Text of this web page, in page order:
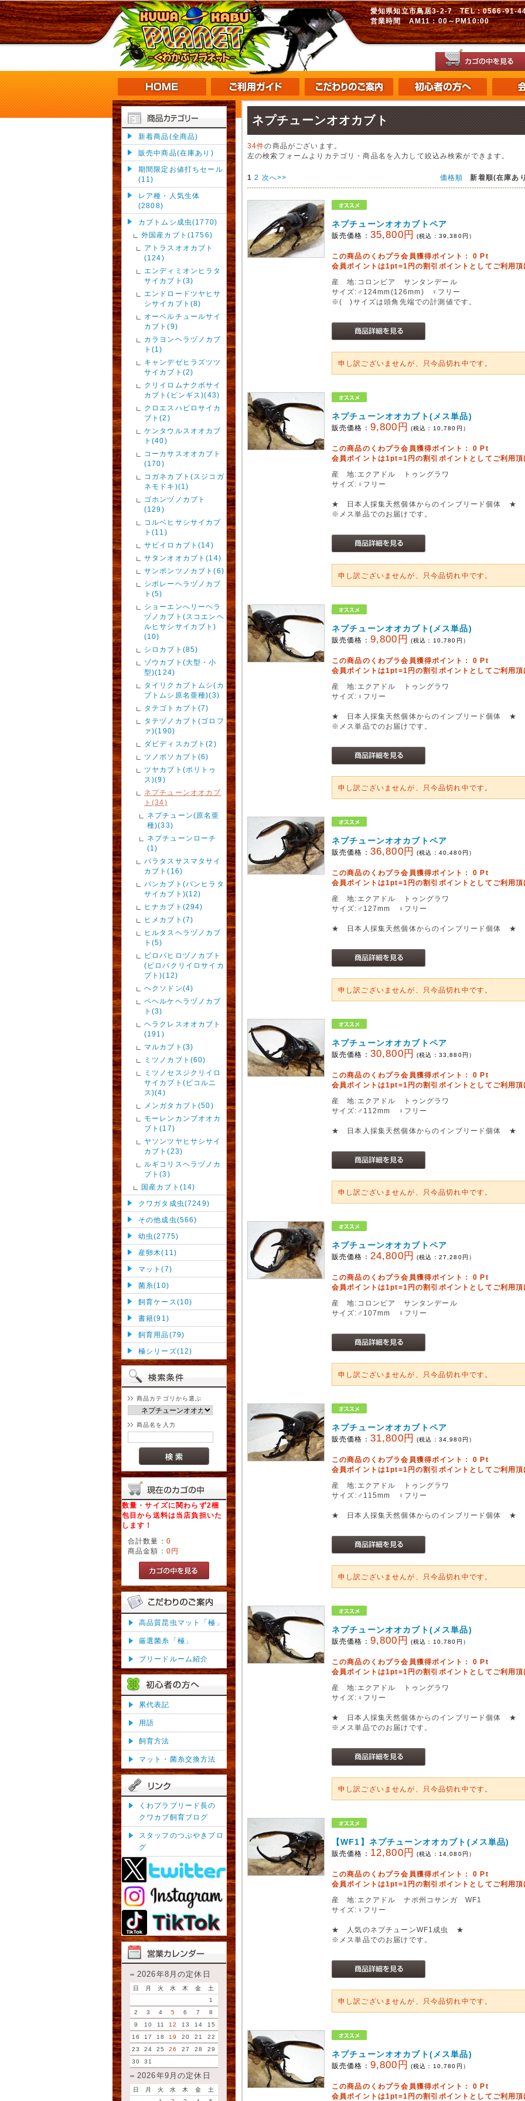
愛知県知立市鳥居3-2-7 TEL：0566-
営業時間 AM11：00～PM10:00
新着商品(全商品)
販売中商品(在庫あり)
期間限定お値打ちセール
(11)
レア種・人気生体
(2808)
カブトムシ成虫(1770)
外国産カブト(1756)
アトラスオオカブト
(124)
エンディミオンヒラタ
サイカブト(3)
エンドロードツヤヒサ
シサイカブト(8)
オーベルチュールサイ
カブト(9)
カラヨンヘラヅノカブ
ト(1)
キャンデゼヒラズツツ
サイカブト(2)
クリイロムナクボサイ
カブト(ピンギス)(43)
クロエスハビロサイカ
ブト(2)
ケンタウルスオオカブ
ト(40)
コーカサスオオカブト
(170)
コガネカブト(スジコガ
ネモドキ)(1)
ゴホンヅノカブト
(129)
コルベヒサシサイカブ
ト(11)
サビイロカブト(14)
サタンオオカブト(14)
サンボンツノカブト(6)
シボレーヘラヅノカブ
ト(5)
ショーエンへリーヘラ
ヅノカブト(スコエンヘ
ルヒサシサイカブト)
(10)
シロカブト(85)
ゾウカブト(大型・小
型)(124)
タイリクカブトムシ(カ
ブトムシ原名亜種)(3)
タテゴトカブト(7)
タテヅノカブト(ゴロフ
ァ)(190)
ダビディスカブト(2)
ツノボソカブト(6)
ツヤカブト(ポリトゥ
ス)(9)
ネプチューンオオカブ
ト(34)
ネプチューン(原名亜
種)(33)
ネプチューンローチ
(1)
バラタスサスマタサイ
カブト(16)
パンカブト(パンヒラタ
サイカブト)(12)
ヒナカブト(294)
ヒメカブト(7)
ヒルタスヘラヅノカブ
ト(5)
ビロバヒロヅノカブト
(ビロバクリイロサイカ
ブト)(12)
ヘクソドン(4)
ペヘルケヘラヅノカブ
ト(3)
ヘラクレスオオカブト
(191)
マルカブト(3)
ミツノカブト(60)
ミツノセスジクリイロ
サイカブト(ビコルニ
ス)(4)
メンガタカブト(50)
モーレンカンプオオカ
ブト(17)
ヤソンツヤヒサシサイ
カブト(23)
ルギコリスヘラヅノカ
ブト(3)
国産カブト(14)
クワガタ成虫(7249)
その他成虫(566)
幼虫(2775)
産卵木(11)
マット(7)
菌糸(10)
飼育ケース(10)
書籍(91)
飼育用品(79)
極シリーズ(12)
商品カテゴリから選ぶ
商品名を入力
数量・サイズに関わらず2梱
包目から送料は当店負担いた
します！
合計数量： 0
商品金額： 0円
高品質昆虫マット「極」
厳選菌糸「極」
ブリードルーム紹介
累代表記
用語
飼育方法
マット・菌糸交換方法
くわプラブリード長の
クワカブ飼育ブログ
スタッフのつぶやきブロ
グ
2026年8月の定休日
日 月 火 水 木 金
土
1
2
3 4 5 6 7
8
9
10 11 12 13 14
15
16
17 18 19 20 21
22
23
24 25 26 27 28
29
30
31
2026年9月の定休日
日 月 火 水 木 金
土
ネプチューンオオカブト
34件の商品がございます。
左の検索フォームよりカテゴリ・商品名を入力して絞込み検索ができます。
価格順 新着順(在庫あ
1 2 次へ>>
ネプチューンオオカブトペア
販売価格： 35,800円 (税込： 39,380円）
この商品のくわプラ会員獲得ポイント：0 Pt
会員ポイントは1pt=1円の割引ポイントとしてご利用頂
産 地:コロンビア サンタンデール
サイズ:♂124mm(126mm) ♀フリー
※( )サイズは頭角先端での計測値です。
申し訳ございませんが、只今品切れ中です。
ネプチューンオオカブト(メス単品)
販売価格： 9,800円 (税込： 10,780 円）
この商品のくわプラ会員獲得ポイント：0 Pt
会員ポイントは1pt=1円の割引ポイントとしてご利用頂
産 地:エクアドル トゥングラワ
サイズ:♀フリー
★ 日本人採集天然個体からのインブリード個体 ★
※メス単品でのお届けです。
申し訳ございませんが、只今品切れ中です。
ネプチューンオオカブト(メス単品)
販売価格： 9,800円 (税込： 10,780 円）
この商品のくわプラ会員獲得ポイント：0 Pt
会員ポイントは1pt=1円の割引ポイントとしてご利用頂
産 地:エクアドル トゥングラワ
サイズ:♀フリー
★ 日本人採集天然個体からのインブリード個体 ★
※メス単品でのお届けです。
申し訳ございませんが、只今品切れ中です。
ネプチューンオオカブトペア
販売価格： 36,800円 (税込： 40,480円）
この商品のくわプラ会員獲得ポイント：0 Pt
会員ポイントは1pt=1円の割引ポイントとしてご利用頂
産 地:エクアドル トゥングラワ
サイズ:♂127mm ♀フリー
★ 日本人採集天然個体からのインブリード個体 ★
申し訳ございませんが、只今品切れ中です。
ネプチューンオオカブトペア
販売価格： 30,800円 (税込： 33,880円）
この商品のくわプラ会員獲得ポイント：0 Pt
会員ポイントは1pt=1円の割引ポイントとしてご利用頂
産 地:エクアドル トゥングラワ
サイズ:♂112mm ♀フリー
★ 日本人採集天然個体からのインブリード個体 ★
申し訳ございませんが、只今品切れ中です。
ネプチューンオオカブトペア
販売価格： 24,800円 (税込： 27,280円）
この商品のくわプラ会員獲得ポイント：0 Pt
会員ポイントは1pt=1円の割引ポイントとしてご利用頂
産 地:コロンビア サンタンデール
サイズ:♂107mm ♀フリー
申し訳ございませんが、只今品切れ中です。
ネプチューンオオカブトペア
販売価格： 31,800円 (税込： 34,980円）
この商品のくわプラ会員獲得ポイント：0 Pt
会員ポイントは1pt=1円の割引ポイントとしてご利用頂
産 地:エクアドル トゥングラワ
サイズ:♂115mm ♀フリー
★ 日本人採集天然個体からのインブリード個体 ★
申し訳ございませんが、只今品切れ中です。
ネプチューンオオカブト(メス単品)
販売価格： 9,800円 (税込： 10,780 円）
この商品のくわプラ会員獲得ポイント：0 Pt
会員ポイントは1pt=1円の割引ポイントとしてご利用頂
産 地:エクアドル トゥングラワ
サイズ:♀フリー
★ 日本人採集天然個体からのインブリード個体 ★
※メス単品でのお届けです。
申し訳ございませんが、只今品切れ中です。
【WF1】ネプチューンオオカブト(メス単品)
販売価格： 12,800円 (税込： 14,080円）
この商品のくわプラ会員獲得ポイント：0 Pt
会員ポイントは1pt=1円の割引ポイントとしてご利用頂
産 地:エクアドル ナポ州コサンガ WF1
サイズ:♀フリー
★ 人気のネプチューンWF1成虫 ★
※メス単品でのお届けです。
申し訳ございませんが、只今品切れ中です。
ネプチューンオオカブト(メス単品)
販売価格： 9,800円 (税込： 10,780 円）
この商品のくわプラ会員獲得ポイント：0 Pt
会員ポイントは1pt=1円の割引ポイントとしてご利用頂